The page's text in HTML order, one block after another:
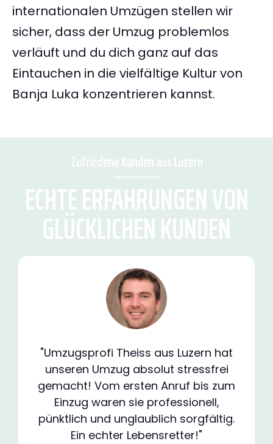
internationalen Umzügen stellen wir
sicher, dass der Umzug problemlos
verläuft und du dich ganz auf das
Eintauchen in die vielfältige Kultur von
Banja Luka konzentrieren kannst.
Zufriedene Kunden aus Luzern
ECHTE ERFAHRUNGEN VON
GLÜCKLICHEN KUNDEN
"Umzugsprofi Theiss aus Luzern hat
unseren Umzug absolut stressfrei
gemacht! Vom ersten Anruf bis zum
Einzug waren sie professionell,
pünktlich und unglaublich sorgfältig.
Ein echter Lebensretter!"